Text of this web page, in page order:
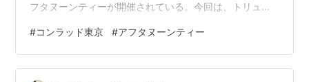
フタヌーンティーが開催されている。今回は、トリュフ
ドイッチや塩トリュフパンが提供された。 見た目にも綺
麗。テーマは、タロットカードの世界観とのこと。どれ
がなんなのかは、分からないけど。（笑）ハート型のが
#コンラッド東京 #アフタヌーンティー